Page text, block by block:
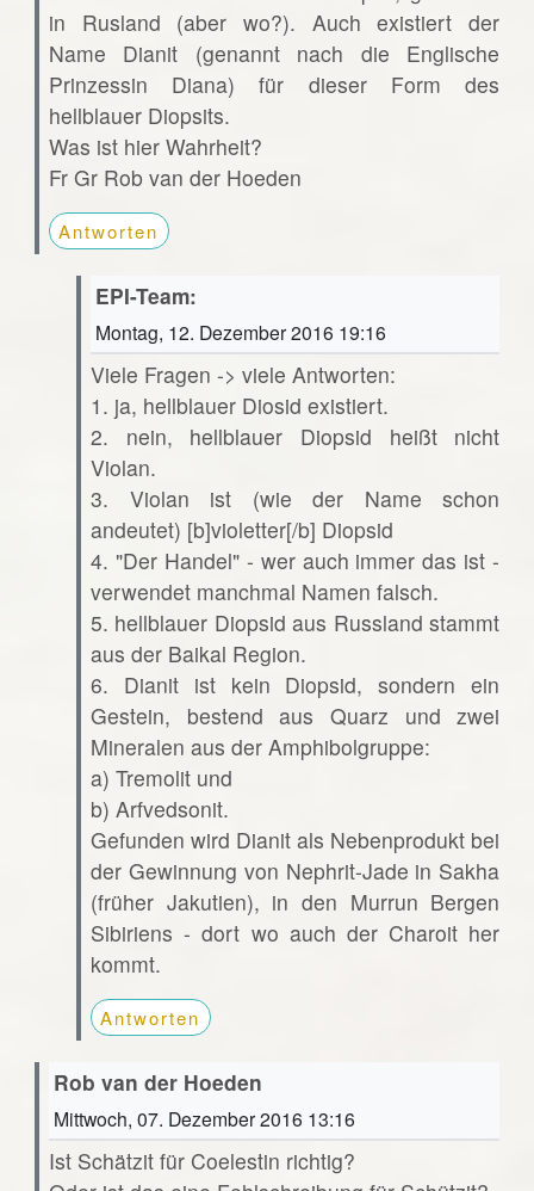
in Rusland (aber wo?). Auch existiert der
Name Dianit (genannt nach die Englische
Prinzessin Diana) für dieser Form des
hellblauer Diopsits.
Was ist hier Wahrheit?
Fr Gr Rob van der Hoeden
Antworten
EPI-Team:
Montag, 12. Dezember 2016 19:16
Viele Fragen -> viele Antworten:
1. ja, hellblauer Diosid existiert.
2. nein, hellblauer Diopsid heißt nicht
Violan.
3. Violan ist (wie der Name schon
andeutet) [b]violetter[/b] Diopsid
4. "Der Handel" - wer auch immer das ist -
verwendet manchmal Namen falsch.
5. hellblauer Diopsid aus Russland stammt
aus der Baikal Region.
6. Dianit ist kein Diopsid, sondern ein
Gestein, bestend aus Quarz und zwei
Mineralen aus der Amphibolgruppe:
a) Tremolit und
b) Arfvedsonit.
Gefunden wird Dianit als Nebenprodukt bei
der Gewinnung von Nephrit-Jade in Sakha
(früher Jakutien), in den Murrun Bergen
Sibiriens - dort wo auch der Charoit her
kommt.
Antworten
Rob van der Hoeden
Mittwoch, 07. Dezember 2016 13:16
Ist Schätzit für Coelestin richtig?